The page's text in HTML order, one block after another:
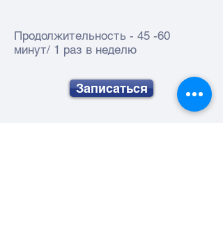
Продолжительность - 45 -60
минут/ 1 раз в неделю
Записаться